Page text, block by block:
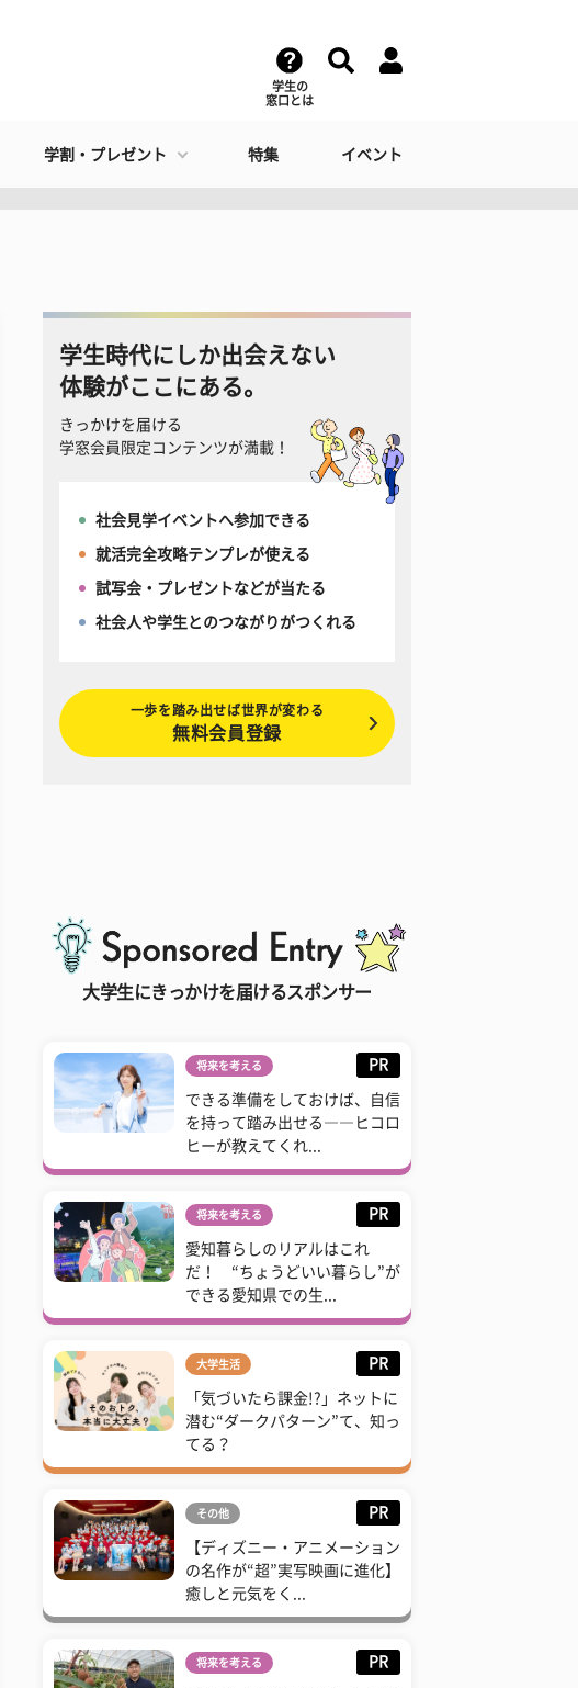
学生の
窓口とは
学割・プレゼント 特集 イベント
学生時代にしか出会えない
体験がここにある。
きっかけを届ける
学窓会員限定コンテンツが満載！
社会見学イベントへ参加できる
就活完全攻略テンプレが使える
試写会・プレゼントなどが当たる
社会人や学生とのつながりがつくれる
一歩を踏み出せば世界が変わる
無料会員登録
大学生にきっかけを届けるスポンサー
将来を考える PR
できる準備をしておけば、自信
を持って踏み出せる――ヒコロ
ヒーが教えてくれ...
将来を考える PR
愛知暮らしのリアルはこれ
だ！ “ちょうどいい暮らし”が
できる愛知県での生...
大学生活 PR
「気づいたら課金!?」ネットに
潜む“ダークパターン”て、知っ
てる？
その他 PR
【ディズニー・アニメーション
の名作が“超”実写映画に進化】
癒しと元気をく...
将来を考える PR